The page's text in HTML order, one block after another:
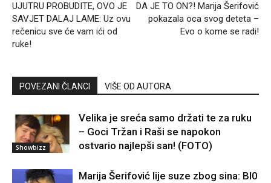
UJUTRU PROBUDITE, OVO JE
SAVJET DALAJ LAME: Uz ovu
rečenicu sve će vam ići od
ruke!
DA JE TO ON?! Marija Šerifović
pokazala oca svog deteta –
Evo o kome se radi!
POVEZANI ČLANCI VIŠE OD AUTORA
Showbizz
Velika je sreća samo držati te za ruku
– Goci Tržan i Raši se napokon
ostvario najlepši san! (FOTO)
Marija Šerifović lije suze zbog sina: Bl0